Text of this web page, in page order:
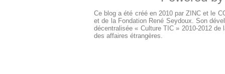
Ce blog a été créé en 2010 par ZINC et le
et de la Fondation René Seydoux. Son
décentralisée « Culture TIC » 2010-2012
des affaires étrangères.